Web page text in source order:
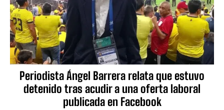
Periodista Ángel Barrera relata que estuvo
detenido tras acudir a una oferta laboral
publicada en Facebook